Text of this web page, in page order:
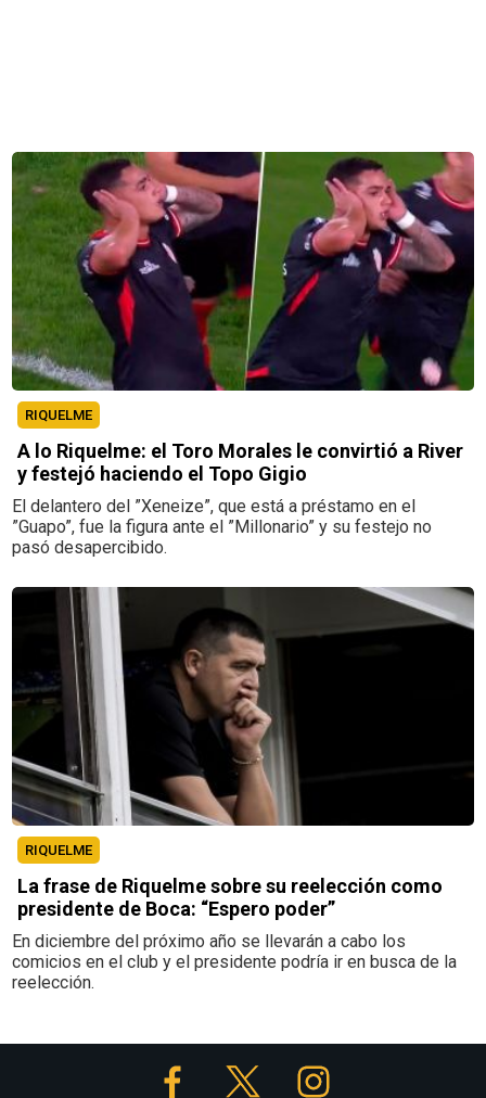
RIQUELME
A lo Riquelme: el Toro Morales le convirtió a River
y festejó haciendo el Topo Gigio
El delantero del ”Xeneize”, que está a préstamo en el
”Guapo”, fue la figura ante el ”Millonario” y su festejo no
pasó desapercibido.
RIQUELME
La frase de Riquelme sobre su reelección como
presidente de Boca: “Espero poder”
En diciembre del próximo año se llevarán a cabo los
comicios en el club y el presidente podría ir en busca de la
reelección.